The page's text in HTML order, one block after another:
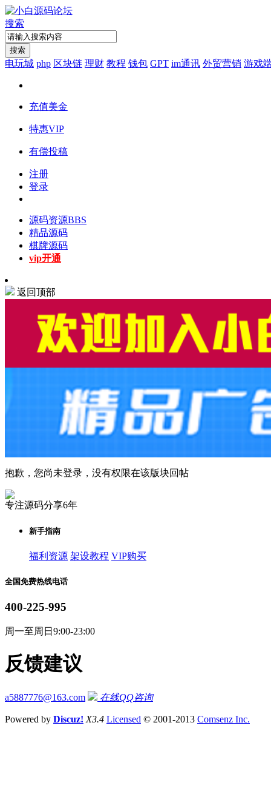
搜索
搜索
电玩城 php 区块链 理财 教程 钱包 GPT im通讯 外贸营销 游戏
充值美金
特惠VIP
有偿投稿
注册
登录
源码资源BBS
精品源码
棋牌源码
vip开通
返回顶部
抱歉，您尚未登录，没有权限在该版块回帖
专注源码分享6年
新手指南
福利资源 架设教程 VIP购买
全国免费热线电话
400-225-995
周一至周日9:00-23:00
反馈建议
a5887776@163.com 在线QQ咨询
Powered by Discuz! X3.4 Licensed © 2001-2013 Comsenz Inc.